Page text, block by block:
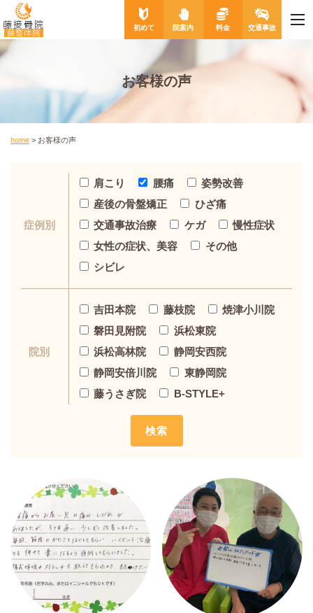
藤接骨院
藤整体院 初めて 院案内 料金 交通事故
お客様の声
home > お客様の声
症例別
肩こり 腰痛
姿勢改善
産後の骨盤矯正
ひざ痛
交通事故治療
ケガ
慢性症状
女性の症状、美容
その他
シビレ
院別
吉田本院 藤枝院
焼津小川院
磐田見附院
浜松東院
浜松高林院
静岡安西院
静岡安倍川院
東静岡院
藤うさぎ院
B-STYLE+